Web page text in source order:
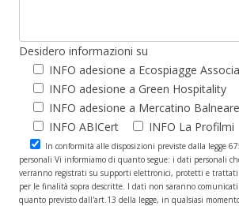
Desidero informazioni su
INFO adesione a Ecospiagge
INFO adesione a Green Hospitality
INFO adesione a Mercatino
INFO ABICert
INFO La Profilmi
In conformità alle disposizioni previste dalla legge
personali Vi informiamo di quanto segue: i dati personali
verranno registrati su supporti elettronici, protetti e
per le finalità sopra descritte. I dati non saranno
quanto previsto dall'art.13 della legge, in qualsiasi